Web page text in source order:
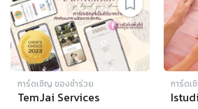
การ์ดเชิญ​ ของชำร่วย
TemJai Services
การ์ดเ